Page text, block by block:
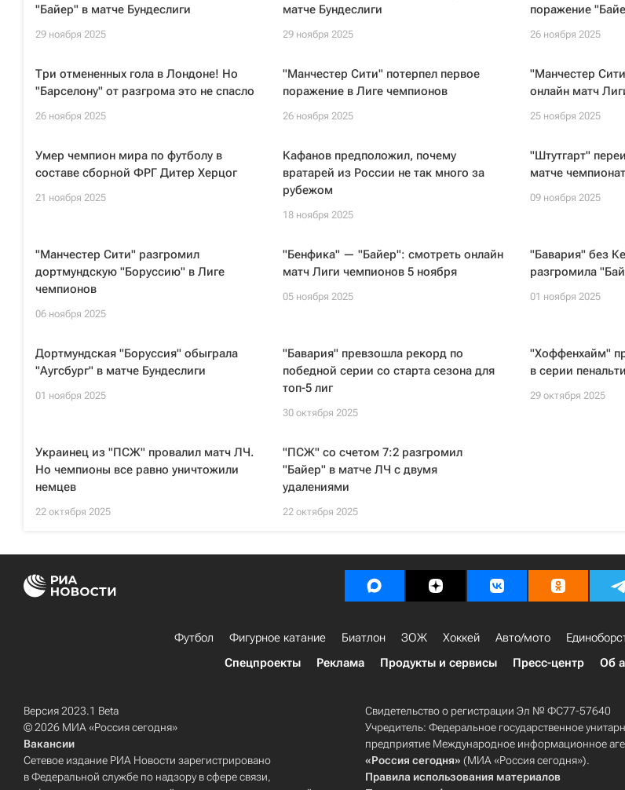
"Байер" в матче Бундеслиги
29 ноября 2025
матче Бундеслиги
29 ноября 2025
поражение
26 ноября 2025
Три отмененных гола в Лондоне! Но
"Барселону" от разгрома это не спасло
26 ноября 2025
"Манчестер Сити" потерпел первое
поражение в Лиге чемпионов
26 ноября 2025
"Манчестер
онлайн матч
25 ноября 2025
Умер чемпион мира по футболу в
составе сборной ФРГ Дитер Херцог
21 ноября 2025
Кафанов предположил, почему
вратарей из России не так много за
рубежом
18 ноября 2025
"Штутгарт"
матче
09 ноября 2025
"Манчестер Сити" разгромил
дортмундскую "Боруссию" в Лиге
чемпионов
06 ноября 2025
"Бенфика" — "Байер": смотреть онлайн
матч Лиги чемпионов 5 ноября
05 ноября 2025
"Бавария" без
разгромила
01 ноября 2025
Дортмундская "Боруссия" обыграла
"Аугсбург" в матче Бундеслиги
01 ноября 2025
"Бавария" превзошла рекорд по
победной серии со старта сезона для
топ-5 лиг
30 октября 2025
"Хоффенхайм"
в серии пенальти
29 октября 2025
Украинец из "ПСЖ" провалил матч ЛЧ.
Но чемпионы все равно уничтожили
немцев
22 октября 2025
"ПСЖ" со счетом 7:2 разгромил
"Байер" в матче ЛЧ с двумя
удалениями
22 октября 2025
Футбол Фигурное катание Биатлон ЗОЖ Хоккей Авто/мото
Спецпроекты
Реклама Продукты и сервисы Пресс-центр Об
Версия 2023.1 Beta
© 2026 МИА «Россия сегодня»
Вакансии
Сетевое издание РИА Новости зарегистрировано
в Федеральной службе по надзору в сфере связи,
Свидетельство о регистрации Эл № ФС77-57640
Учредитель: Федеральное государственное
предприятие Международное информационное
«Россия сегодня» (МИА «Россия сегодня»).
Правила использования материалов